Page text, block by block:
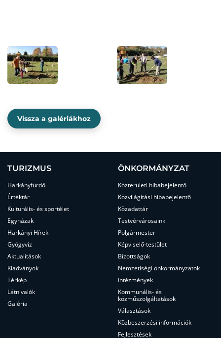
Vissza a galériákhoz
TURIZMUS
Harkányfürdő
Értéktár
Kulturális- és sportélet
Egyházak
Harkányi Hírek
Gyógyvíz
Aktualitások
Kiadványok
Térkép
Látnivalók
Galéria
ÖNKORMÁNYZAT
Közterületi hibabejelentő
Közvilágítási hibabejelentő
Közadattár
Testvérvárosaink
Polgármester
Képviselő-testület
Bizottságok
Nemzetiségi önkormányzatok
Intézmények
Kommunális- és
közműszolgáltatások
Választások
Közbeszerzési információk
Fejlesztések